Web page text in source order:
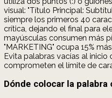
visual: "Título Principal:
siempre los primeros 40
crítica, dejando el final para
mayúsculas consumen más
"MARKETING" ocupa 15%
Evita palabras vacías al inicio
comprometen el límite de
Dónde colocar la palabra